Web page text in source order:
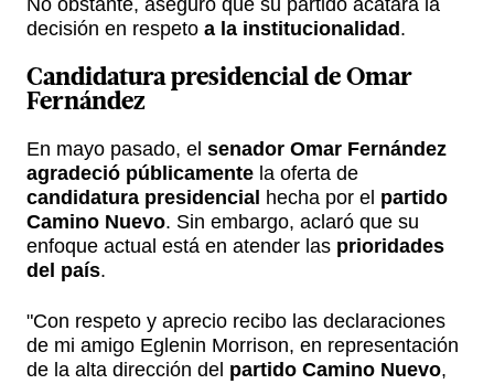
decisión en respeto a la institucionalidad.
Candidatura presidencial de Omar
Fernández
En mayo pasado, el senador Omar Fernández
agradeció públicamente la oferta de
candidatura presidencial hecha por el partido
Camino Nuevo. Sin embargo, aclaró que su
enfoque actual está en atender las prioridades
del país.
"Con respeto y aprecio recibo las declaraciones
de mi amigo Eglenin Morrison, en representación
de la alta dirección del partido Camino Nuevo,